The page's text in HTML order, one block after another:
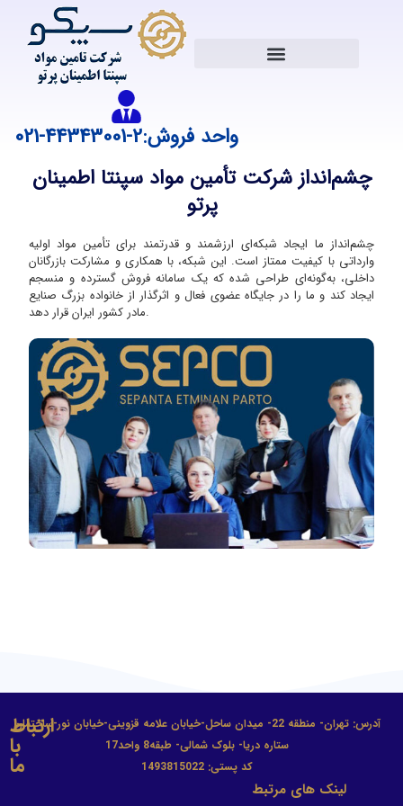
واحد فروش:2-44343001-021
چشم‌انداز شرکت تأمین مواد سپنتا اطمینان
پرتو
چشم‌انداز ما ایجاد شبکه‌ای ارزشمند و قدرتمند برای تأمین مواد اولیه
وارداتی با کیفیت ممتاز است. این شبکه، با همکاری و مشارکت بازرگانان
داخلی، به‌گونه‌ای طراحی شده که یک سامانه فروش گسترده و منسجم
ایجاد کند و ما را در جایگاه عضوی فعال و اثرگذار از خانواده بزرگ صنایع
مادر کشور ایران قرار دهد.
لینک های مرتبط
ارتباط
با
ما
آدرس: تهران- منطقه 22- میدان ساحل-خیابان علامه قزوینی-خیابان نور-ساختمان
ستاره دریا- بلوک شمالی- طبقه8 واحد17
کد پستی: 1493815022